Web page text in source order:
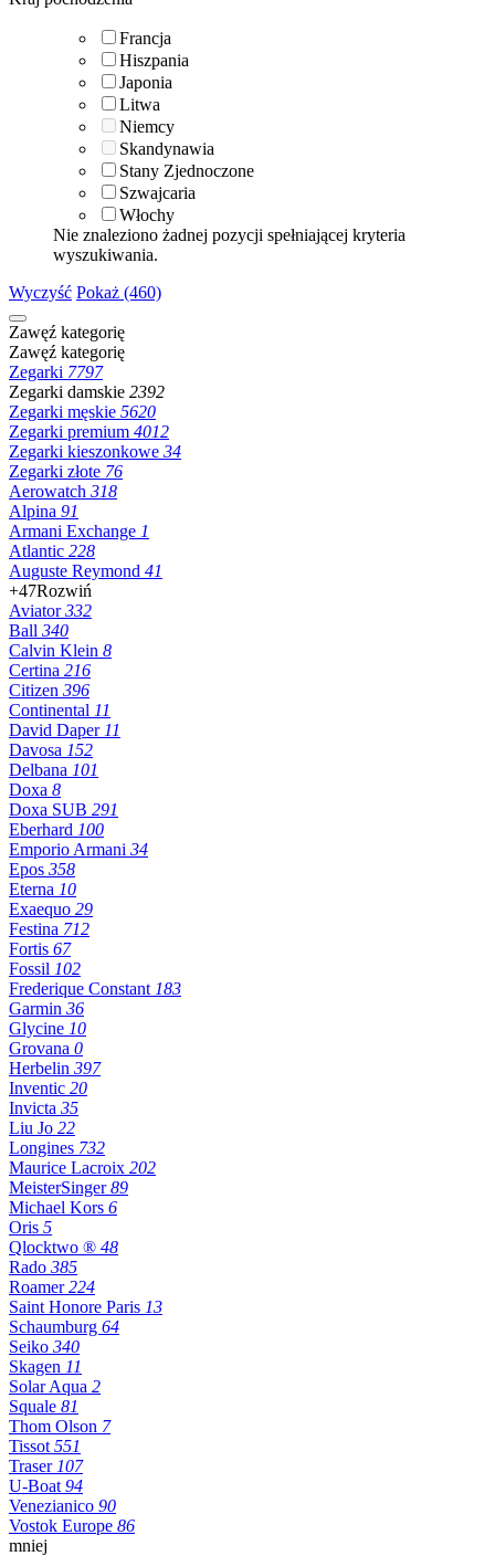
Francja
Hiszpania
Japonia
Litwa
Niemcy
Skandynawia
Stany Zjednoczone
Szwajcaria
Włochy
Nie znaleziono żadnej pozycji spełniającej kryteria
wyszukiwania.
Wyczyść Pokaż (460)
Zawęź kategorię
Zawęź kategorię
Zegarki 7797
Zegarki damskie 2392
Zegarki męskie 5620
Zegarki premium 4012
Zegarki kieszonkowe 34
Zegarki złote 76
Aerowatch 318
Alpina 91
Armani Exchange 1
Atlantic 228
Auguste Reymond 41
+47Rozwiń
Aviator332
Ball 340
Calvin Klein 8
Certina 216
Citizen 396
Continental 11
David Daper 11
Davosa 152
Delbana 101
Doxa 8
Doxa SUB 291
Eberhard 100
Emporio Armani 34
Epos 358
Eterna 10
Exaequo 29
Festina 712
Fortis 67
Fossil 102
Frederique Constant 183
Garmin 36
Glycine 10
Grovana 0
Herbelin 397
Inventic 20
Invicta 35
Liu Jo 22
Longines 732
Maurice Lacroix 202
MeisterSinger89
Michael Kors 6
Oris 5
Qlocktwo ® 48
Rado 385
Roamer224
Saint Honore Paris 13
Schaumburg 64
Seiko 340
Skagen 11
Solar Aqua 2
Squale 81
Thom Olson 7
Tissot 551
Traser 107
U-Boat 94
Venezianico 90
Vostok Europe 86
mniej